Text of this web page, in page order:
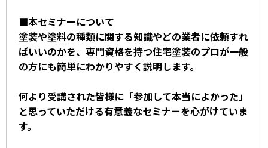
■本セミナーについて
塗装や塗料の種類に関する知識やどの業者に依頼すれ
ばいいのかを、専門資格を持つ住宅塗装のプロが一般
の方にも簡単にわかりやすく説明します。
何より受講された皆様に「参加して本当によかった」
と思っていただける有意義なセミナーを心がけていま
す。